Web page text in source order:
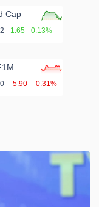
Cap
1.65 0.13%
-5.90 -0.31%